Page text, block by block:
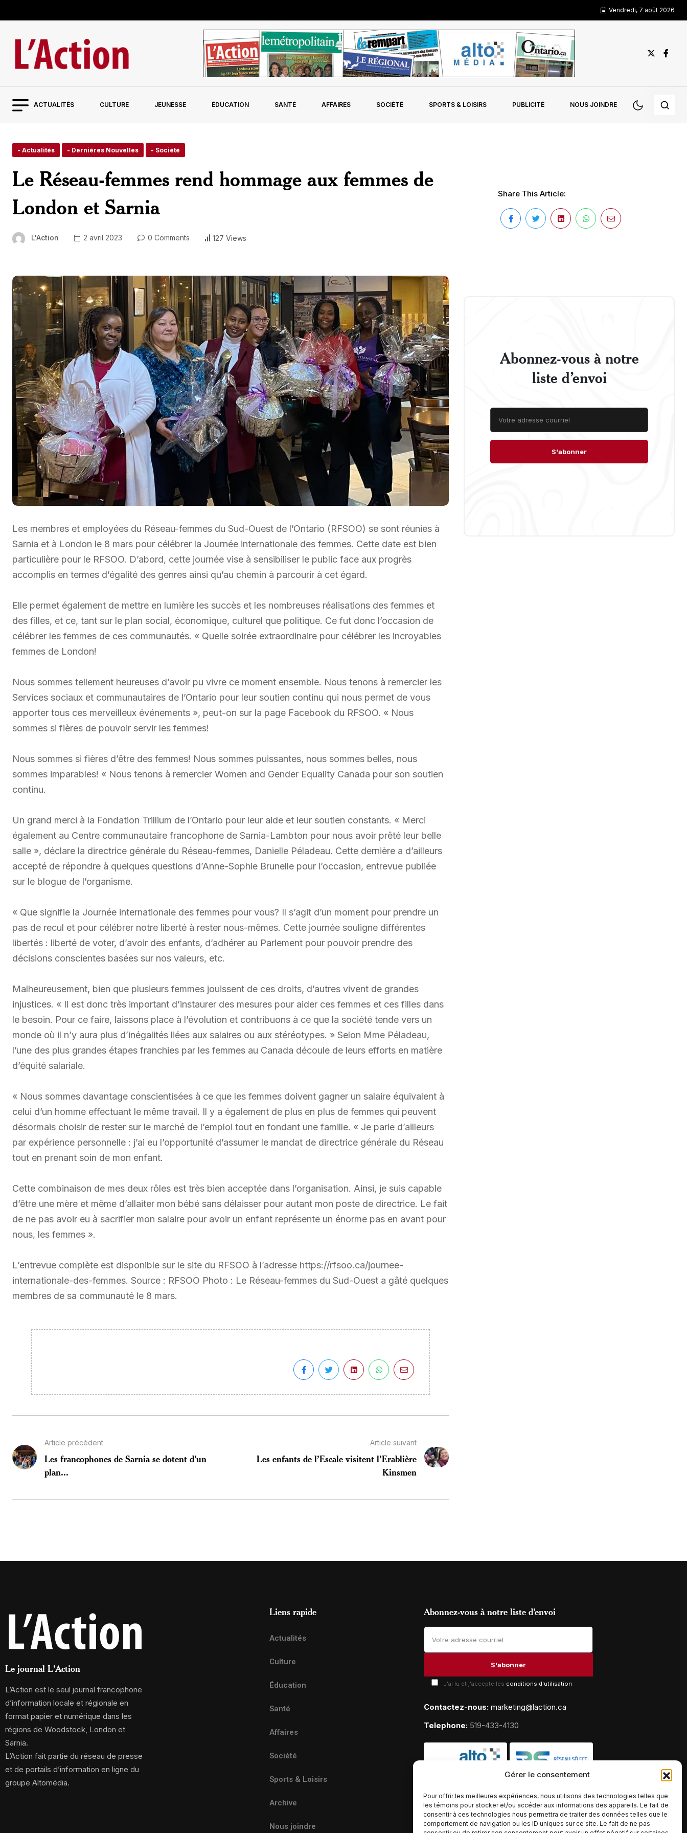
Gérer le consentement
Pour offrir les meilleures expériences, nous utilisons des technologies telles que
les témoins pour stocker et/ou accéder aux informations des appareils. Le fait de
consentir à ces technologies nous permettra de traiter des données telles que le
comportement de navigation ou les ID uniques sur ce site. Le fait de ne pas
Vendredi, 7 août 2026
ACTUALITÉS CULTURE JEUNESSE ÉDUCATION SANTÉ AFFAIRES SOCIÉTÉ SPORTS & LOISIRS PUBLICITÉ NOUS JOINDRE
- Actualités - Derniéres Nouvelles - Société
Le Réseau-femmes rend hommage aux femmes de
London et Sarnia
L'Action 2 avril 2023 0 Comments 127 Views
Share This Article:
Les membres et employées du Réseau-femmes du Sud-Ouest de l’Ontario (RFSOO) se sont réunies à
Sarnia et à London le 8 mars pour célébrer la Journée internationale des femmes. Cette date est bien
particulière pour le RFSOO. D’abord, cette journée vise à sensibiliser le public face aux progrès
accomplis en termes d’égalité des genres ainsi qu’au chemin à parcourir à cet égard.
Elle permet également de mettre en lumière les succès et les nombreuses réalisations des femmes et
des filles, et ce, tant sur le plan social, économique, culturel que politique. Ce fut donc l’occasion de
célébrer les femmes de ces communautés. « Quelle soirée extraordinaire pour célébrer les incroyables
femmes de London!
Nous sommes tellement heureuses d’avoir pu vivre ce moment ensemble. Nous tenons à remercier les
Services sociaux et communautaires de l’Ontario pour leur soutien continu qui nous permet de vous
apporter tous ces merveilleux événements », peut-on sur la page Facebook du RFSOO. « Nous
sommes si fières de pouvoir servir les femmes!
Nous sommes si fières d’être des femmes! Nous sommes puissantes, nous sommes belles, nous
sommes imparables! « Nous tenons à remercier Women and Gender Equality Canada pour son soutien
continu.
Un grand merci à la Fondation Trillium de l’Ontario pour leur aide et leur soutien constants. « Merci
également au Centre communautaire francophone de Sarnia-Lambton pour nous avoir prêté leur belle
salle », déclare la directrice générale du Réseau-femmes, Danielle Péladeau. Cette dernière a d’ailleurs
accepté de répondre à quelques questions d’Anne-Sophie Brunelle pour l’occasion, entrevue publiée
sur le blogue de l’organisme.
« Que signifie la Journée internationale des femmes pour vous? Il s’agit d’un moment pour prendre un
pas de recul et pour célébrer notre liberté à rester nous-mêmes. Cette journée souligne différentes
libertés : liberté de voter, d’avoir des enfants, d’adhérer au Parlement pour pouvoir prendre des
décisions conscientes basées sur nos valeurs, etc.
Malheureusement, bien que plusieurs femmes jouissent de ces droits, d’autres vivent de grandes
injustices. « Il est donc très important d’instaurer des mesures pour aider ces femmes et ces filles dans
le besoin. Pour ce faire, laissons place à l’évolution et contribuons à ce que la société tende vers un
monde où il n’y aura plus d’inégalités liées aux salaires ou aux stéréotypes. » Selon Mme Péladeau,
l’une des plus grandes étapes franchies par les femmes au Canada découle de leurs efforts en matière
d’équité salariale.
« Nous sommes davantage conscientisées à ce que les femmes doivent gagner un salaire équivalent à
celui d’un homme effectuant le même travail. Il y a également de plus en plus de femmes qui peuvent
désormais choisir de rester sur le marché de l’emploi tout en fondant une famille. « Je parle d’ailleurs
par expérience personnelle : j’ai eu l’opportunité d’assumer le mandat de directrice générale du Réseau
tout en prenant soin de mon enfant.
Cette combinaison de mes deux rôles est très bien acceptée dans l’organisation. Ainsi, je suis capable
d’être une mère et même d’allaiter mon bébé sans délaisser pour autant mon poste de directrice. Le fait
de ne pas avoir eu à sacrifier mon salaire pour avoir un enfant représente un énorme pas en avant pour
nous, les femmes ».
L’entrevue complète est disponible sur le site du RFSOO à l’adresse https://rfsoo.ca/journee-
internationale-des-femmes. Source : RFSOO Photo : Le Réseau-femmes du Sud-Ouest a gâté quelques
membres de sa communauté le 8 mars.
Article précédent
Les francophones de Sarnia se dotent d’un
plan...
Article suivant
Les enfants de l’Escale visitent l’Erablière
Kinsmen
Abonnez-vous à notre
liste d’envoi
Le journal L'Action
L’Action est le seul journal francophone
d’information locale et régionale en
format papier et numérique dans les
régions de Woodstock, London et
Sarnia.
L’Action fait partie du réseau de presse
et de portails d’information en ligne du
groupe Altomédia.
Liens rapide
Actualités
Culture
Éducation
Santé
Affaires
Société
Sports & Loisirs
Archive
Nous joindre
Abonnez-vous à notre liste d’envoi
J'ai lu et j'accepte les conditions d'utilisation
Contactez-nous: marketing@laction.ca
Telephone: 519-433-4130